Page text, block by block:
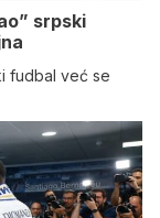
srpski
fudbal već se